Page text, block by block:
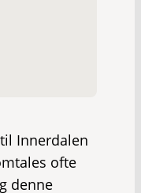
Innerdalen
ofte
denne